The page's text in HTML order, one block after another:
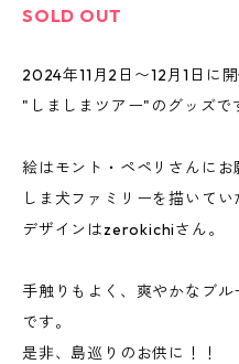
SOLD OUT
2024年11月2日〜12月1日に
"しましまツアー"のグッズで
絵はモント・ペペリさんにお
しま犬ファミリーを描いてい
デザインはzerokichiさん。
手触りもよく、爽やかなブ
です。
是非、島巡りのお供に！！